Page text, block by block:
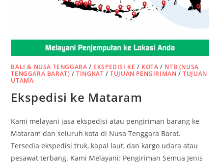
BALI & NUSA TENGGARA / EKSPEDISI KE / KOTA / NTB (NUSA
TENGGARA BARAT) /TINGKAT /TUJUAN PENGIRIMAN /TUJUAN
UTAMA
Ekspedisi ke Mataram
Kami melayani jasa ekspedisi atau pengiriman barang ke
Mataram dan seluruh kota di Nusa Tenggara Barat.
Tersedia ekspedisi truk, kapal laut, dan kargo udara atau
pesawat terbang. Kami Melayani: Pengiriman Semua Jenis